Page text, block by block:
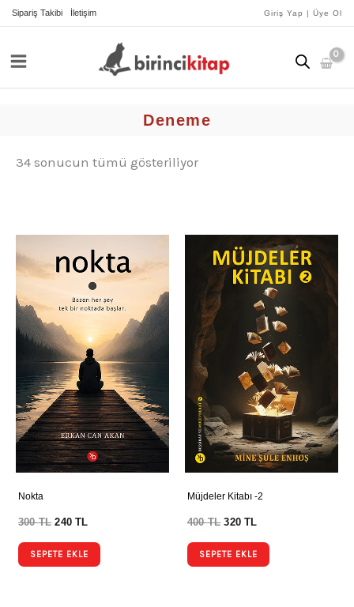
İçeriğe
Sipariş Takibi İletişim Giriş Yap | Üye Ol
Deneme
34 sonucun tümü gösteriliyor
göre
Nokta
300TL 240TL
SEPETE EKLE
Müjdeler Kitabı -2
400TL 320TL
SEPETE EKLE